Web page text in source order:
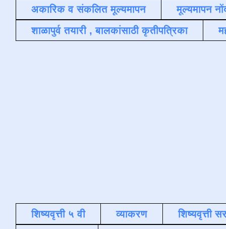
अकारिक व संकलित मूल्यमापन
मूल्यमापन
शाळापुर्व तयारी , बालकांसाठी कृतीपत्रिका
शिष्यवृत्ती ५ वी व्याकरण
शिष्यवृत्ती